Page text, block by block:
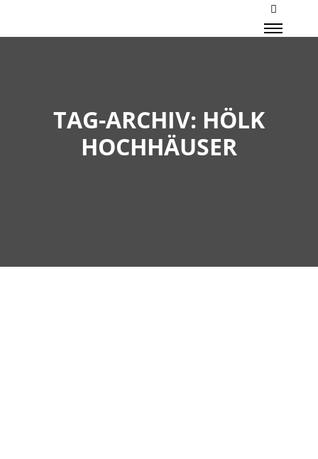
Mehr
TAG-ARCHIV: HÖLK
HOCHHÄUSER